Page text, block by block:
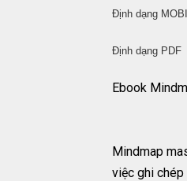
Định
Định
Ebook
Mindmap
việc ghi chép